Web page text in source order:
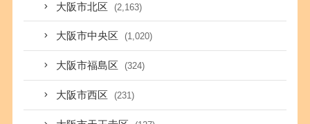
大阪市北区 (2,163)
大阪市中央区 (1,020)
大阪市福島区 (324)
大阪市西区 (231)